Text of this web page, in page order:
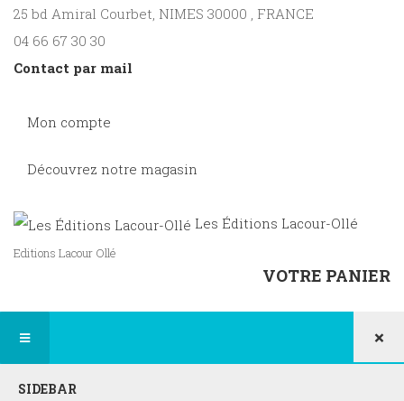
25 bd Amiral Courbet, NIMES 30000 , FRANCE
04 66 67 30 30
Contact par mail
Mon compte
Découvrez notre magasin
Les Éditions Lacour-Ollé
Editions Lacour Ollé
VOTRE PANIER
SIDEBAR
×